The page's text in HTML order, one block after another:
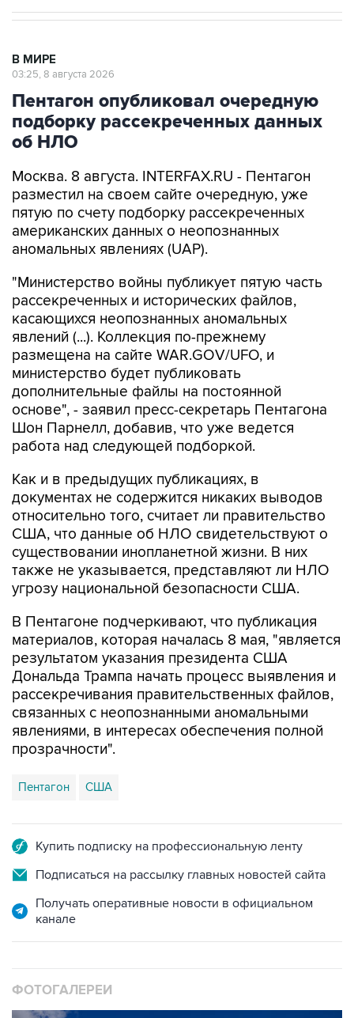
В МИРЕ
03:25, 8 августа 2026
Пентагон опубликовал очередную
подборку рассекреченных данных
об НЛО
Москва. 8 августа. INTERFAX.RU - Пентагон
разместил на своем сайте очередную, уже
пятую по счету подборку рассекреченных
американских данных о неопознанных
аномальных явлениях (UAP).
"Министерство войны публикует пятую часть
рассекреченных и исторических файлов,
касающихся неопознанных аномальных
явлений (...). Коллекция по-прежнему
размещена на сайте WAR.GOV/UFO, и
министерство будет публиковать
дополнительные файлы на постоянной
основе", - заявил пресс-секретарь Пентагона
Шон Парнелл, добавив, что уже ведется
работа над следующей подборкой.
Как и в предыдущих публикациях, в
документах не содержится никаких выводов
относительно того, считает ли правительство
США, что данные об НЛО свидетельствуют о
существовании инопланетной жизни. В них
также не указывается, представляют ли НЛО
угрозу национальной безопасности США.
В Пентагоне подчеркивают, что публикация
материалов, которая началась 8 мая, "является
результатом указания президента США
Дональда Трампа начать процесс выявления и
рассекречивания правительственных файлов,
связанных с неопознанными аномальными
явлениями, в интересах обеспечения полной
прозрачности".
Пентагон США
Купить подписку на профессиональную ленту
Подписаться на рассылку главных новостей сайта
Получать оперативные новости в официальном
канале
ФОТОГАЛЕРЕИ